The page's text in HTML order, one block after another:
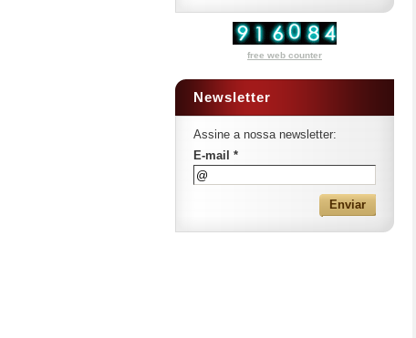
free web counter
Newsletter
Assine a nossa newsletter:
E-mail *